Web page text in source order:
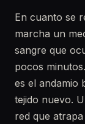
En cuanto se
marcha un
sangre que
pocos
es el andamio
tejido nuevo.
red que